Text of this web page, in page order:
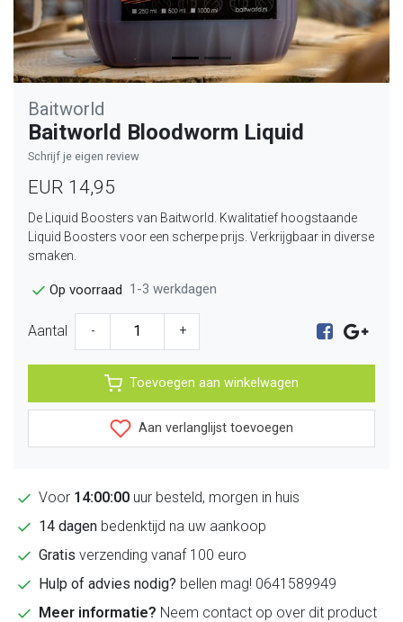
Baitworld
Baitworld Bloodworm Liquid
Schrijf je eigen review
EUR 14,95
De Liquid Boosters van Baitworld. Kwalitatief hoogstaande
Liquid Boosters voor een scherpe prijs. Verkrijgbaar in diverse
smaken.
Op voorraad 1-3 werkdagen
Aantal - +
Toevoegen aan winkelwagen
Aan verlanglijst toevoegen
Voor 14:00:00 uur besteld, morgen in huis
14 dagen bedenktijd na uw aankoop
Gratis verzending vanaf 100 euro
Hulp of advies nodig? bellen mag! 0641589949
Meer informatie? Neem contact op over dit product